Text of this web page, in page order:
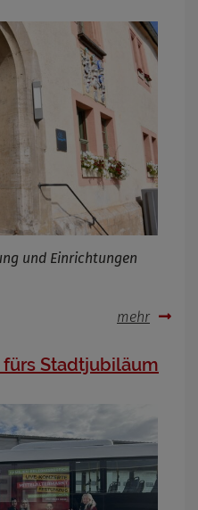
und Einrichtungen
mehr
Stadtjubiläum